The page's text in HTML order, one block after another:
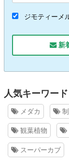
ジモティーメ
新
人気キーワード
メダカ
観葉植物
スーパーカブ